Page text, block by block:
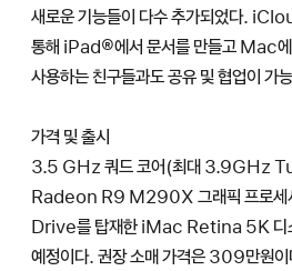
새로운 기능들이 다수 추가되었다.
통해 iPad®에서 문서를 만들고 Mac
사용하는 친구들과도 공유 및 협업이 가
가격 및 출시
3.5 GHz 쿼드 코어(최대 3.9GHz
Radeon R9 M290X 그래픽 프로
Drive를 탑재한 iMac Retina 5K 디
예정이다. 권장 소매 가격은 309만원이